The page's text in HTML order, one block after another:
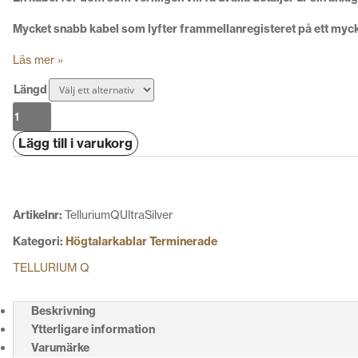
Mycket snabb kabel som lyfter frammellanregisteret på ett
Läs mer »
Längd
Tellurium
Q
Ultra
Lägg till i varukorg
Artikelnr: TelluriumQUltraSilver
Kategori: Högtalarkablar Terminerade
TELLURIUM Q
Beskrivning
Ytterligare information
Varumärke